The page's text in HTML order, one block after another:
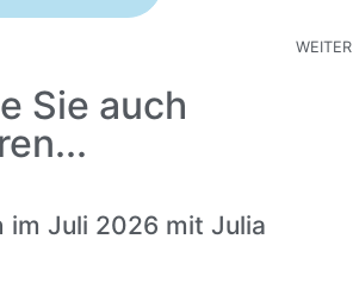
WEITER
Sie auch
im Juli 2026 mit Julia